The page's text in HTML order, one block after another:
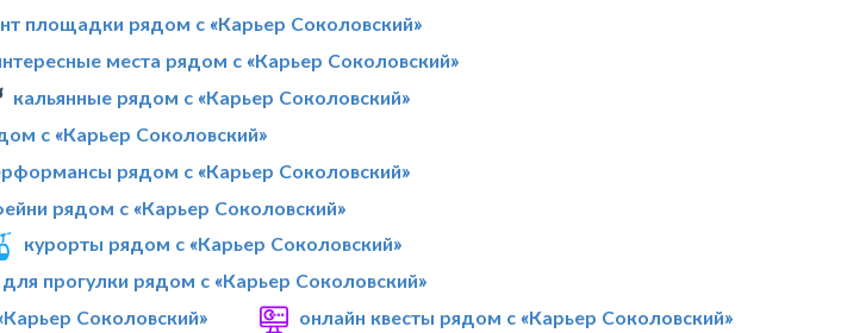
площадки рядом с «Карьер Соколовский»
места рядом с «Карьер Соколовский»
кальянные рядом с «Карьер Соколовский»
с «Карьер Соколовский»
рядом с «Карьер Соколовский»
рядом с «Карьер Соколовский»
курорты рядом с «Карьер Соколовский»
прогулки рядом с «Карьер Соколовский»
Соколовский»
онлайн квесты рядом с «Карьер Соколовский»